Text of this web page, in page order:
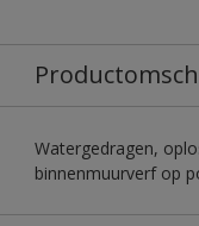
Watergedragen,
binnenmuurverf op